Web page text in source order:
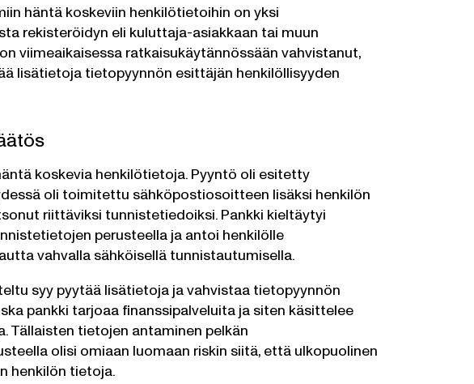
häntä koskeviin henkilötietoihin on yksi
rekisteröidyn eli kuluttaja-asiakkaan tai muun
viimeaikaisessa ratkaisukäytännössään vahvistanut,
lisätietoja tietopyynnön esittäjän henkilöllisyyden
koskevia henkilötietoja. Pyyntö oli esitetty
oli toimitettu sähköpostiosoitteen lisäksi henkilön
riittäviksi tunnistetiedoiksi. Pankki kieltäytyi
perusteella ja antoi henkilölle
vahvalla sähköisellä tunnistautumisella.
syy pyytää lisätietoja ja vahvistaa tietopyynnön
pankki tarjoaa finanssipalveluita ja siten käsittelee
Tällaisten tietojen antaminen pelkän
olisi omiaan luomaan riskin siitä, että ulkopuolinen
henkilön tietoja.